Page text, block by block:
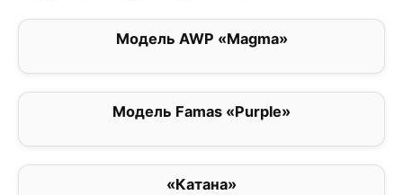
Модель AWP «Magma»
Модель Famas «Purple»
«Катана»